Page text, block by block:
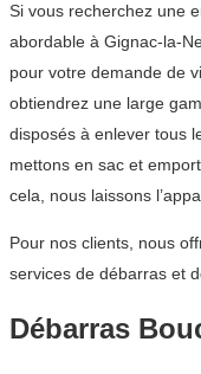
Si vous recherchez une
abordable à Gignac-la-
pour votre demande de
obtiendrez une large
disposés à enlever tous
mettons en sac et
cela, nous laissons
Pour nos clients, nous
services de débarras et
Débarras